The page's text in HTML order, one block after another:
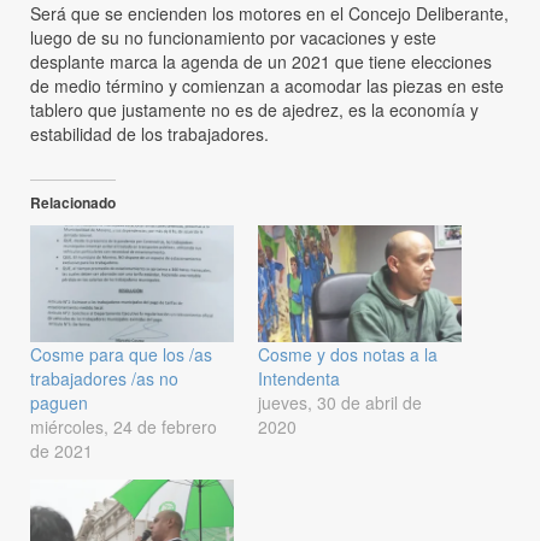
Será que se encienden los motores en el Concejo Deliberante,
luego de su no funcionamiento por vacaciones y este
desplante marca la agenda de un 2021 que tiene elecciones
de medio término y comienzan a acomodar las piezas en este
tablero que justamente no es de ajedrez, es la economía y
estabilidad de los trabajadores.
Relacionado
Cosme para que los /as
trabajadores /as no
paguen
miércoles, 24 de febrero
de 2021
Cosme y dos notas a la
Intendenta
jueves, 30 de abril de
2020